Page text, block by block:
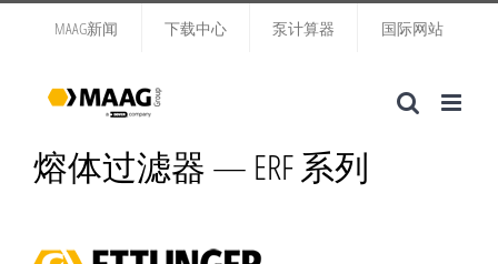
MAAG新闻 下载中心 泵计算器 国际网站
熔体过滤器 — ERF 系列